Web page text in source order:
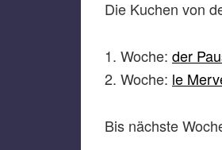
Die Kuchen von
Woche: der
Woche: le
Bis nächste